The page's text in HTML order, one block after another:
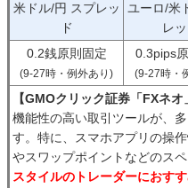
米ドル/円 スプレッ
ド
ユーロ/米
レ
0.2銭原則固定
(9-27時・例外あり)
0.3pips
(9-27時・
【GMOクリック証券「FXネオ
機能性の高い取引ツールが、
す。特に、スマホアプリの操
やスワップポイントなどのス
スタイルのトレーダーにおす